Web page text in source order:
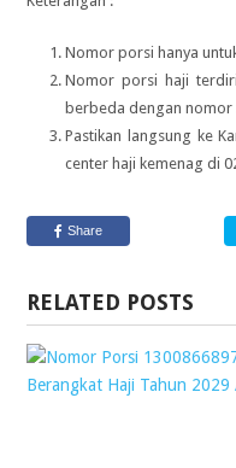
Nomor porsi hanya
Nomor porsi haji
berbeda dengan nomor
Pastikan langsung ke
center haji kemenag di
Share
RELATED POSTS